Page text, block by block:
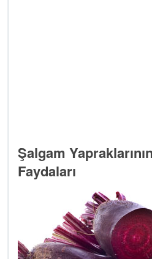
Şalgam
Faydaları